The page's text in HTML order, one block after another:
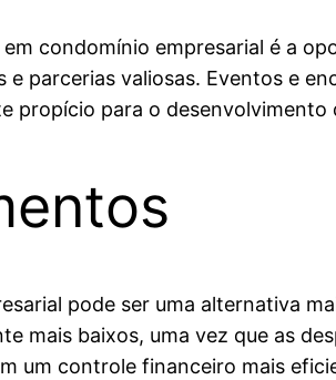
condomínio empresarial é a
parcerias valiosas. Eventos e
propício para o desenvolvimento
pode ser uma alternativa
mais baixos, uma vez que as
um controle financeiro mais